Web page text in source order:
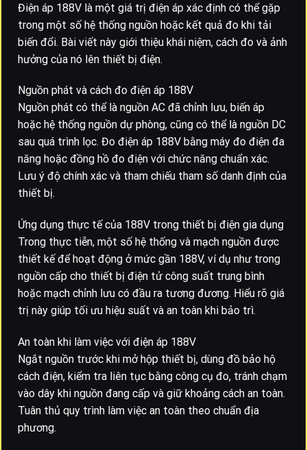
Điện áp 188V là một giá trị điện áp xác định có thể gặp
trong một số hệ thống nguồn hoặc kết quả đo khi tải
biến đổi. Bài viết này giới thiệu khái niệm, cách đo và ảnh
hưởng của nó lên thiết bị điện.
Nguồn phát và cách đo điện áp 188V
Nguồn phát có thể là nguồn AC đã chỉnh lưu, biến áp
hoặc hệ thống nguồn dự phòng, cũng có thể là nguồn DC
sau quá trình lọc. Đo điện áp 188V bằng máy đo điện đa
năng hoặc đồng hồ đo điện với chức năng chuẩn xác.
Lưu ý độ chính xác và tham chiếu tham số danh định của
thiết bị.
Ứng dụng thực tế của 188V trong thiết bị điện gia dụng
Trong thực tiễn, một số hệ thống và mạch nguồn được
thiết kế để hoạt động ở mức gần 188V, ví dụ như trong
nguồn cấp cho thiết bị điện tử công suất trung bình
hoặc mạch chỉnh lưu có đầu ra tương đương. Hiểu rõ giá
trị này giúp tối ưu hiệu suất và an toàn khi bảo trì.
An toàn khi làm việc với điện áp 188V
Ngắt nguồn trước khi mở hộp thiết bị, dùng đồ bảo hộ
cách điện, kiểm tra liên tục bằng công cụ đo, tránh chạm
vào dây khi nguồn đang cấp và giữ khoảng cách an toàn.
Tuân thủ quy trình làm việc an toàn theo chuẩn địa
phương.